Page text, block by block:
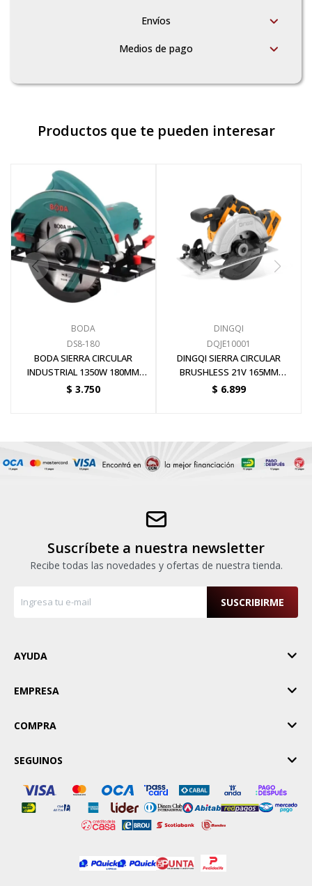
Envíos
Medios de pago
Productos que te pueden interesar
BODA
DS8-180
BODA SIERRA CIRCULAR
INDUSTRIAL 1350W 180MM
6000RPM
$ 3.750
DINGQI
DQJE10001
DINGQI SIERRA CIRCULAR
BRUSHLESS 21V 165MM
5500RPM + BATERIA
$ 6.899
Suscríbete a nuestra newsletter
Recibe todas las novedades y ofertas de nuestra tienda.
SUSCRIBIRME
AYUDA
EMPRESA
COMPRA
SEGUINOS